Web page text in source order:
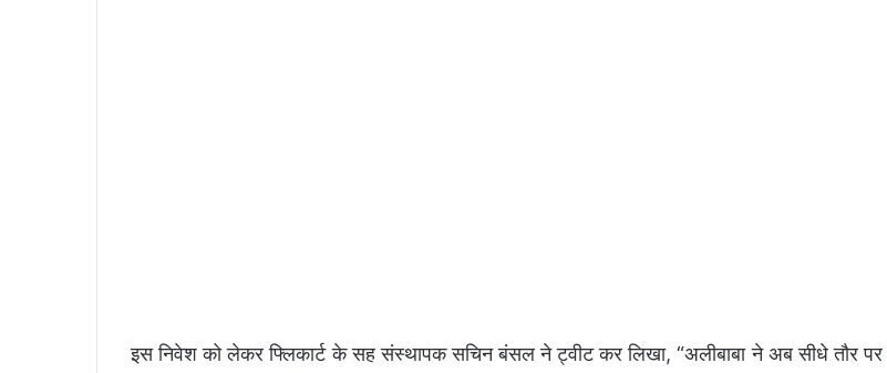
इस निवेश को लेकर फ्लिकार्ट के सह संस्थापक सचिन बंसल ने ट्वीट कर लिखा, “अलीबाबा ने अब सीधे तौर पर